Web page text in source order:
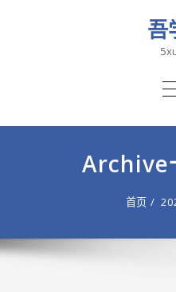
吾
Archive
首页